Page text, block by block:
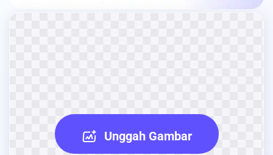
Unggah Gambar